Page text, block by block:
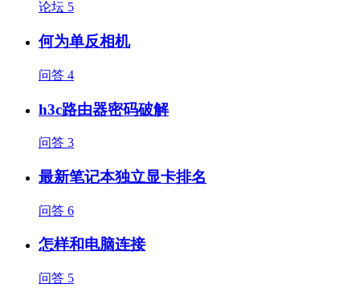
论坛 5
何为单反相机
问答 4
h3c路由器密码破解
问答 3
最新笔记本独立显卡排名
问答 6
怎样和电脑连接
问答 5